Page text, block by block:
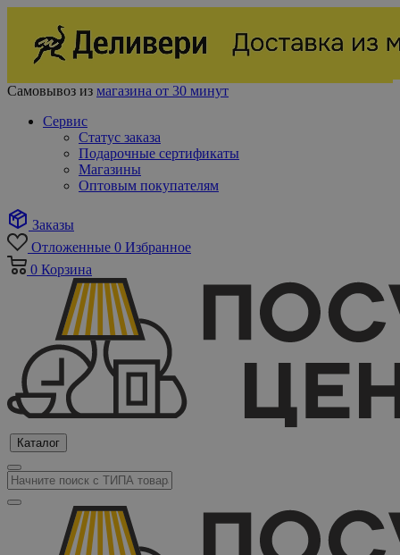
Самовывоз из магазина от 30 минут
Сервис
Статус заказа
Подарочные сертификаты
Магазины
Оптовым покупателям
Заказы
Отложенные 0 Избранное
0 Корзина
Каталог